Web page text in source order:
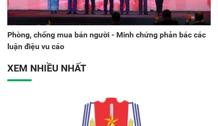
Phòng, chống mua bán người - Minh chứng phản bác các
luận điệu vu cáo
XEM NHIỀU NHẤT